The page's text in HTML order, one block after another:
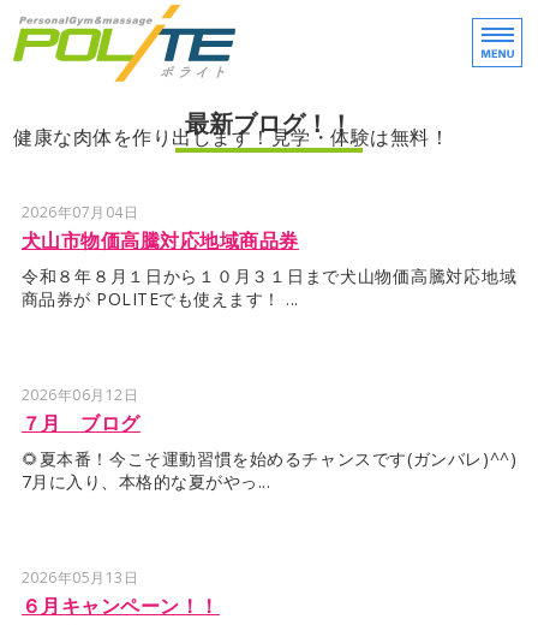
POLITE（ポライト）
健康な肉体を作り出します！見学・体験は無料！
お客様の声
店舗概要・アクセス
最新ブログ！！
2026年07月04日
犬山市物価高騰対応地域商品券
令和８年８月１日から１０月３１日まで犬山物価高騰対応地域
商品券が POLITEでも使えます！ ...
2026年06月12日
７月 ブログ
🌻夏本番！今こそ運動習慣を始めるチャンスです(ガンバレ)^^)
7月に入り、本格的な夏がやっ...
2026年05月13日
６月キャンペーン！！